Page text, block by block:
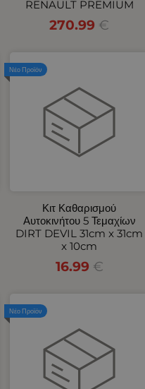
RENAULT PREMIUM
270.99 €
Κιτ Καθαρισμού
Αυτοκινήτου 5 Τεμαχίων
DIRT DEVIL 31cm x 31cm
x 10cm
16.99 €
Νέο Προϊόν
Νέο Προϊόν